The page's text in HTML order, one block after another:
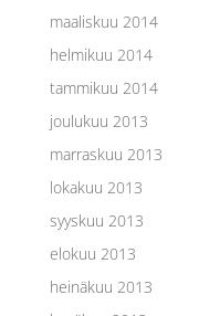
maaliskuu 2014
helmikuu 2014
tammikuu 2014
joulukuu 2013
marraskuu 2013
lokakuu 2013
syyskuu 2013
elokuu 2013
heinäkuu 2013